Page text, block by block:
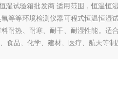
湿试验箱批发商 适用范围，恒温恒
等等环境检测仪器可程式恒温恒湿
耐热、耐寒、耐干、耐湿性能。适
食品、化学、建材、医疗、航天等制